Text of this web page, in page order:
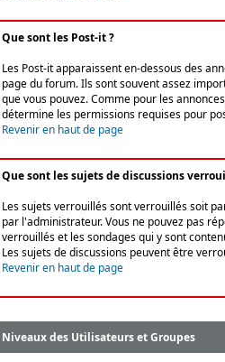
Que sont les Post-it ?
Les Post-it apparaissent en-dessous des
page du forum. Ils sont souvent assez
que vous pouvez. Comme pour les
détermine les permissions requises pour
Revenir en haut de page
Que sont les sujets de discussions
Les sujets verrouillés sont verrouillés soit
par l'administrateur. Vous ne pouvez pas
verrouillés et les sondages qui y sont
Les sujets de discussions peuvent être
Revenir en haut de page
Niveaux des Utilisateurs et Groupes